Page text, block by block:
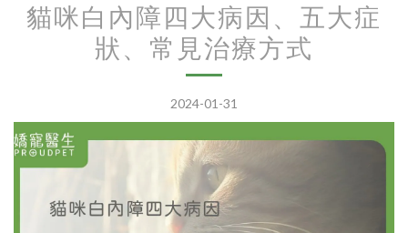
貓咪白內障四大病因、五大症
狀、常見治療方式
2024-01-31